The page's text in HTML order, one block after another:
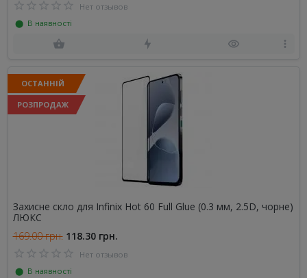
Нет отзывов
⬤ В наявності
ОСТАННІЙ
РОЗПРОДАЖ
Захисне скло для Infinix Hot 60 Full Glue (0.3 мм, 2.5D, чорне)
ЛЮКС
169.00 грн. 118.30 грн.
Нет отзывов
⬤ В наявності